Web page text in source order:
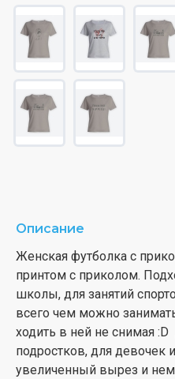
Описание
Женская футболка с
принтом с приколом.
школы, для занятий
всего чем можно
ходить в ней не снимая
подростков, для девочек
увеличенный вырез и